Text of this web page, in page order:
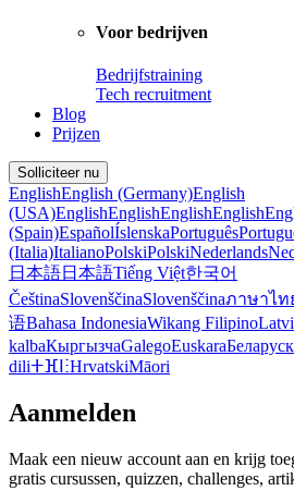
Voor bedrijven
Bedrijfstraining
Tech recruitment
Blog
Prijzen
Solliciteer nu
EnglishEnglish (Germany)English
(USA)EnglishEnglishEnglishEnglish
(Spain)EspañolÍslenskaPortuguês
(Italia)ItalianoPolskiPolskiNederlands
日本語日本語Tiếng Việt한국어
ČeštinaSlovenščinaSlovenščinaภาษาไท
语Bahasa IndonesiaWikang Filipino
kalbaКыргызчаGalegoEuskara
diliⵜⴼⵏⵗHrvatskiMāori
Aanmelden
Maak een nieuw account aan en krijg
gratis cursussen, quizzen, challenges,